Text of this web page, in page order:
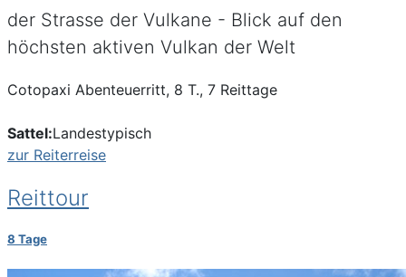
der Strasse der Vulkane - Blick auf den
höchsten aktiven Vulkan der Welt
Cotopaxi Abenteuerritt, 8 T., 7 Reittage
Sattel:Landestypisch
zur Reiterreise
Reittour
8 Tage